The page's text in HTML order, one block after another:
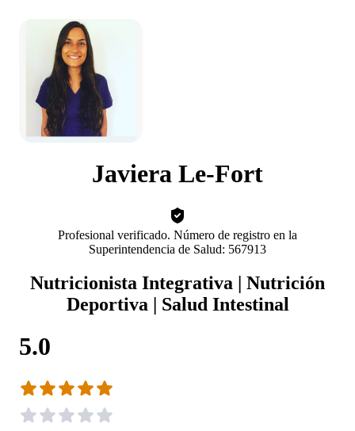
Javiera Le-Fort
Profesional verificado. Número de registro en la
Superintendencia de Salud: 567913
Nutricionista Integrativa | Nutrición
Deportiva | Salud Intestinal
5.0